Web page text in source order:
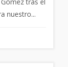
nuestro...